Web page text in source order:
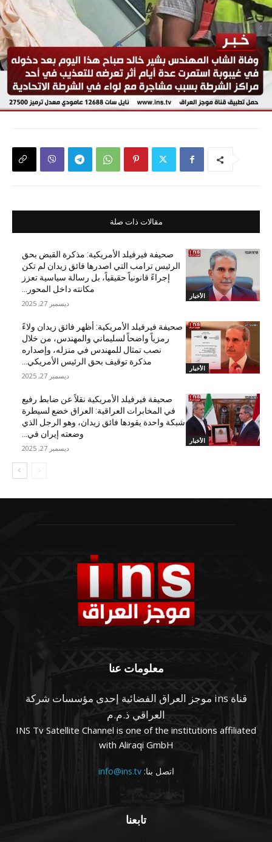
مقالات ذات صلة
الأخبار
صحيفة فيرفيلد الأمريكية: مذكرة القبض بحق
الرئيس ترامب التي اصدرها فائق زيدان لم تكن
إجراءً قانونياً حقيقياً، بل رسالة سياسية تعزز
مكانته داخل المحور...
ديسمبر 27, 2025
الأخبار
صحيفة فيرفيلد الأمريكية: أظهر فائق زيدان ولاءً
رمزياً واضحاً لسليماني والمهندس، من خلال
نصب تمثال للمهندس في منزله، وإصداره
مذكرة توقيف بحق الرئيس الأمريكي...
ديسمبر 27, 2025
الأخبار
صحيفة فيرفيلد الأمريكية نقلاً عن ضابط رفيع
في المخابرات العراقية: العراق خضع لسيطرة
شبكة واحدة يقودها فائق زيدان، وهو الرجل الذي
وضعته إيران في...
ديسمبر 27, 2025
معلومات عنا
قناة ins موجز العراق الفضائية إحدى مؤسسات شركة
العراقي ذ.م.م
INS Tv Satellite Channel is one of the institutions affiliated
with Aliraqi GmbH
اتصل بنا:info@ins.tv
تابعنا